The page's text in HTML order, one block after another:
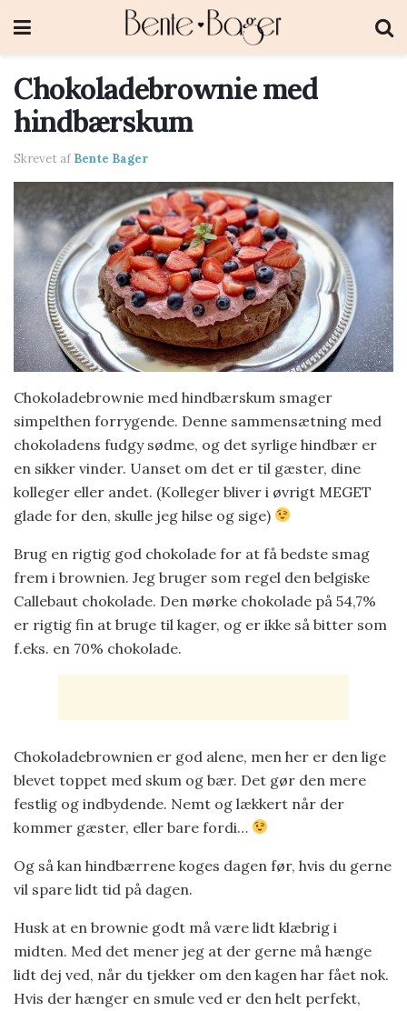
Chokoladebrownie med
hindbærskum
Skrevet af Bente Bager
Chokoladebrownie med hindbærskum smager
simpelthen forrygende. Denne sammensætning med
chokoladens fudgy sødme, og det syrlige hindbær er
en sikker vinder. Uanset om det er til gæster, dine
kolleger eller andet. (Kolleger bliver i øvrigt MEGET
glade for den, skulle jeg hilse og sige)
Brug en rigtig god chokolade for at få bedste smag
frem i brownien. Jeg bruger som regel den belgiske
Callebaut chokolade. Den mørke chokolade på 54,7%
er rigtig fin at bruge til kager, og er ikke så bitter som
f.eks. en 70% chokolade.
Chokoladebrownien er god alene, men her er den lige
blevet toppet med skum og bær. Det gør den mere
festlig og indbydende. Nemt og lækkert når der
kommer gæster, eller bare fordi…
Og så kan hindbærrene koges dagen før, hvis du gerne
vil spare lidt tid på dagen.
Husk at en brownie godt må være lidt klæbrig i
midten. Med det mener jeg at der gerne må hænge
lidt dej ved, når du tjekker om den kagen har fået nok.
Hvis der hænger en smule ved er den helt perfekt,